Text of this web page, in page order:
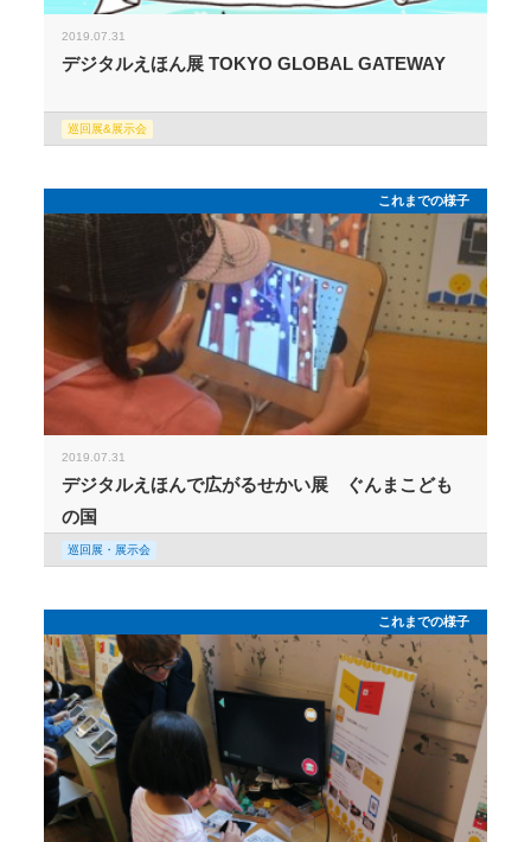
2019.07.31
デジタルえほん展 TOKYO GLOBAL GATEWAY
巡回展&展示会
これまでの様子
2019.07.31
デジタルえほんで広がるせかい展 ぐんまこども
の国
巡回展・展示会
これまでの様子